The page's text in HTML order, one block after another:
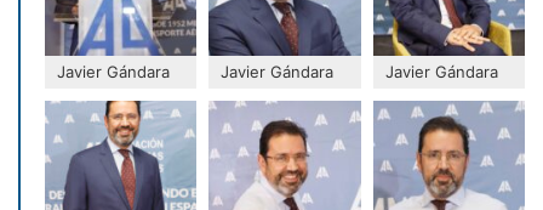
Javier Gándara Javier Gándara Javier Gándara